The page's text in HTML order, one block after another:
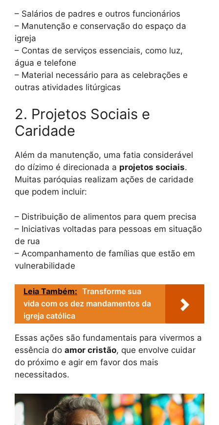
– Salários de padres e outros funcionários
– Manutenção e conservação do espaço da
igreja
– Contas de serviços essenciais, como luz,
água e telefone
– Material necessário para as celebrações e
outras atividades litúrgicas
2. Projetos Sociais e
Caridade
Além da manutenção, uma fatia considerável
do dízimo é direcionada a projetos sociais.
Muitas paróquias realizam ações de caridade
que podem incluir:
– Distribuição de alimentos para quem precisa
– Iniciativas voltadas para pessoas em situação
de rua
– Acompanhamento de famílias que estão em
vulnerabilidade
Leia Também: Transforme sua
vida com os dez mandamentos da
igreja católica
Essas ações são fundamentais para vivermos a
essência do amor cristão, que envolve cuidar
do próximo e agir em favor dos mais
necessitados.